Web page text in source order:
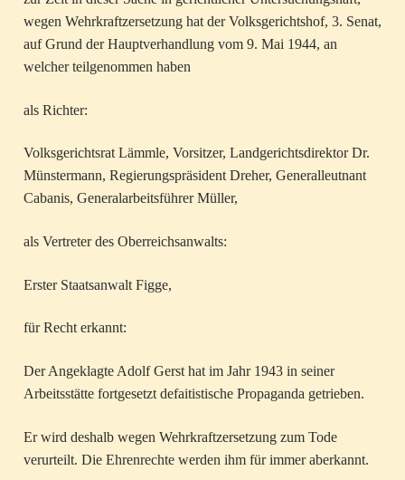
wegen Wehrkraftzersetzung hat der Volksgerichtshof, 3. Senat,
auf Grund der Hauptverhandlung vom 9. Mai 1944, an
welcher teilgenommen haben
als Richter:
Volksgerichtsrat Lämmle, Vorsitzer, Landgerichtsdirektor Dr.
Münstermann, Regierungspräsident Dreher, Generalleutnant
Cabanis, Generalarbeitsführer Müller,
als Vertreter des Oberreichsanwalts:
Erster Staatsanwalt Figge,
für Recht erkannt:
Der Angeklagte Adolf Gerst hat im Jahr 1943 in seiner
Arbeitsstätte fortgesetzt defaitistische Propaganda getrieben.
Er wird deshalb wegen Wehrkraftzersetzung zum Tode
verurteilt. Die Ehrenrechte werden ihm für immer aberkannt.